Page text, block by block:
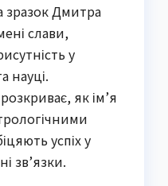
зразок Дмитра
слави,
у
науці.
як ім’я
успіх у
зв’язки.